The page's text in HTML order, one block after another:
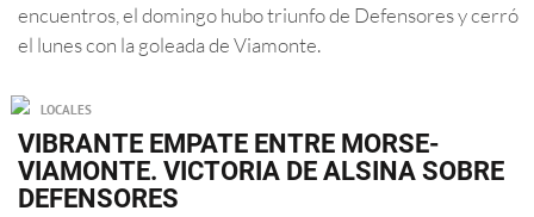
encuentros, el domingo hubo triunfo de Defensores y cerró
el lunes con la goleada de Viamonte.
LOCALES
VIBRANTE EMPATE ENTRE MORSE-
VIAMONTE. VICTORIA DE ALSINA SOBRE
DEFENSORES